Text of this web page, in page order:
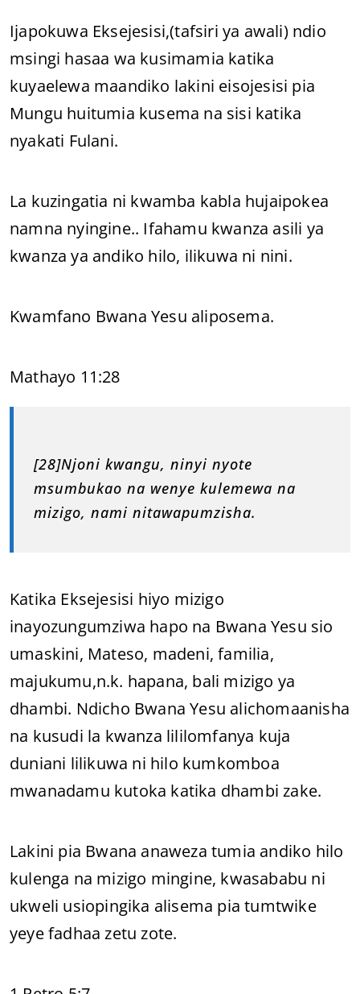
Ijapokuwa Eksejesisi,(tafsiri ya awali) ndio
msingi hasaa wa kusimamia katika
kuyaelewa maandiko lakini eisojesisi pia
Mungu huitumia kusema na sisi katika
nyakati Fulani.
La kuzingatia ni kwamba kabla hujaipokea
namna nyingine.. Ifahamu kwanza asili ya
kwanza ya andiko hilo, ilikuwa ni nini.
Kwamfano Bwana Yesu aliposema.
Mathayo 11:28
[28]Njoni kwangu, ninyi nyote
msumbukao na wenye kulemewa na
mizigo, nami nitawapumzisha.
Katika Eksejesisi hiyo mizigo
inayozungumziwa hapo na Bwana Yesu sio
umaskini, Mateso, madeni, familia,
majukumu,n.k. hapana, bali mizigo ya
dhambi. Ndicho Bwana Yesu alichomaanisha
na kusudi la kwanza lililomfanya kuja
duniani lilikuwa ni hilo kumkomboa
mwanadamu kutoka katika dhambi zake.
Lakini pia Bwana anaweza tumia andiko hilo
kulenga na mizigo mingine, kwasababu ni
ukweli usiopingika alisema pia tumtwike
yeye fadhaa zetu zote.